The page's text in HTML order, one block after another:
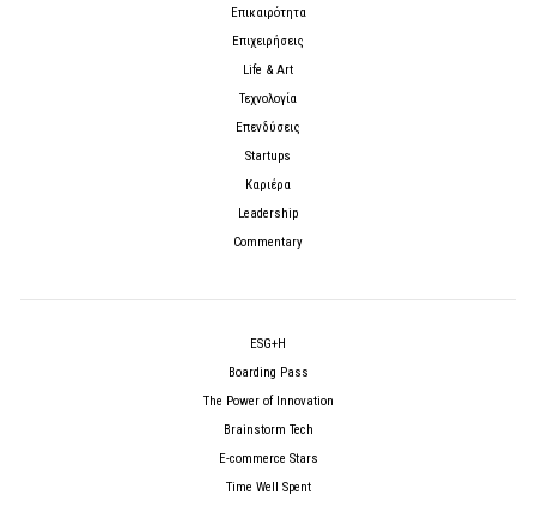
Επικαιρότητα
Επιχειρήσεις
Life & Art
Τεχνολογία
Επενδύσεις
Startups
Καριέρα
Leadership
Commentary
ESG+H
Boarding Pass
The Power of Innovation
Brainstorm Tech
E-commerce Stars
Time Well Spent